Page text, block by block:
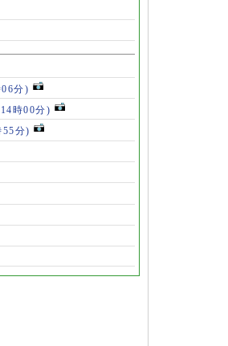
分)
時00分)
55分)